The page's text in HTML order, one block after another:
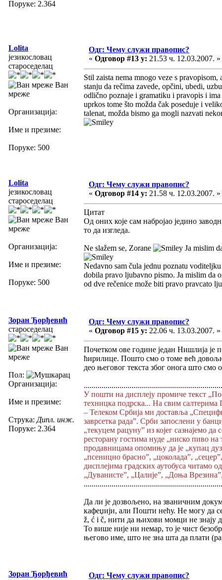
Поруке: 2.364
Lolita
језикословац
староседелац
Ван
мреже
Организација:
Име и презиме:
Поруке: 500
Одг: Чему служи правопис?
« Одговор #13 у: 21.53 ч. 12.03.2007. »
Stil zaista nema mnogo veze s
stanju da rečima zavede, opčini, ubedi,
odlično poznaje i gramatiku i pravopis i
uprkos tome što možda čak poseduje i
talenat, možda bismo ga mogli nazvati
Lolita
језикословац
староседелац
Ван
мреже
Организација:
Име и презиме:
Поруке: 500
Одг: Чему служи правопис?
« Одговор #14 у: 21.58 ч. 12.03.2007. »
Цитат
Од оних које сам набројао једино
то да изгледа.
Ne slažem se, Zorane Ja mislim
Nedavno sam čula jednu poznatu
dobila pravo ljubavno pismo. Ja mislim da
od dve rečenice može biti pravo pravcato
Зоран Ђорђевић
староседелац
Ван
мреже
Пол:
Организација:
Име и презиме:
Струка: Дипл. инж.
Поруке: 2.364
Одг: Чему служи правопис?
« Одговор #15 у: 22.06 ч. 13.03.2007. »
Почетком ове године један Нишлија
ћирилице. Пошто смо о томе већ
део његовог текста због онога што смо
У пошти на дисплеју промиче текст
техницка подрска... На свим салтерима
– Телеком Србија ми доставља
заврсетка рада”. Срби запослени у
„текуцем рацуну” из којег сазнајемо
ресторану гостима нуде „ниско пиво
продавницама опомињу да је „купац
„псеницно брасно”, „цоколада”,
дисплејима градских аутобуса читамо
„Дуванисте”, „Цалије”, „Доња
Да ли је дозвољено, на званичним
кафеџији, али Пошти нећу. Не могу да
ž, ć i č, нити да њихови момци не знају
То више није ни немар, то је чист
његово име, што не зна шта да плати
Зоран Ђорђевић
Одг: Чему служи правопис?